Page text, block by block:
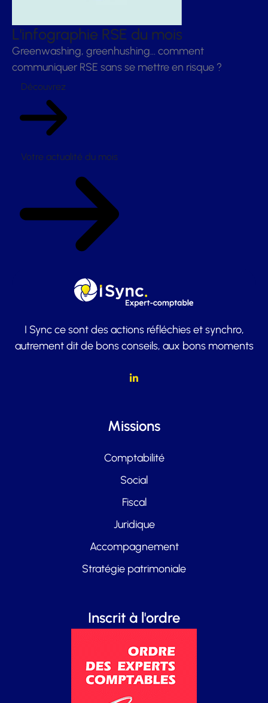
L'infographie RSE du mois
Greenwashing, greenhushing… comment
communiquer RSE sans se mettre en risque ?
Découvrez
Votre actualité du mois
I Sync ce sont des actions réfléchies et synchro,
autrement dit de bons conseils, aux bons moments
Missions
Comptabilité
Social
Fiscal
Juridique
Accompagnement
Stratégie patrimoniale
Inscrit à l'ordre